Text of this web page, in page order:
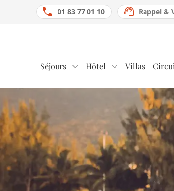
Séjours Hôtel Villas
01 83 77 01 10 Rappel &